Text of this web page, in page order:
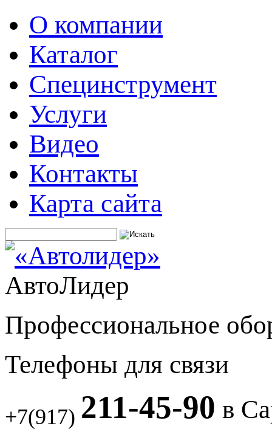
О компании
Каталог
Специнструмент
Услуги
Видео
Контакты
Карта сайта
АвтоЛидер
Профессиональное
Телефоны для связи
+7(917) 211-45-90 в